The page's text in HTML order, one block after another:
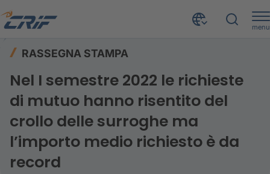
menu
RASSEGNA STAMPA
Nel I semestre 2022 le richieste
di mutuo hanno risentito del
crollo delle surroghe ma
l’importo medio richiesto è da
record